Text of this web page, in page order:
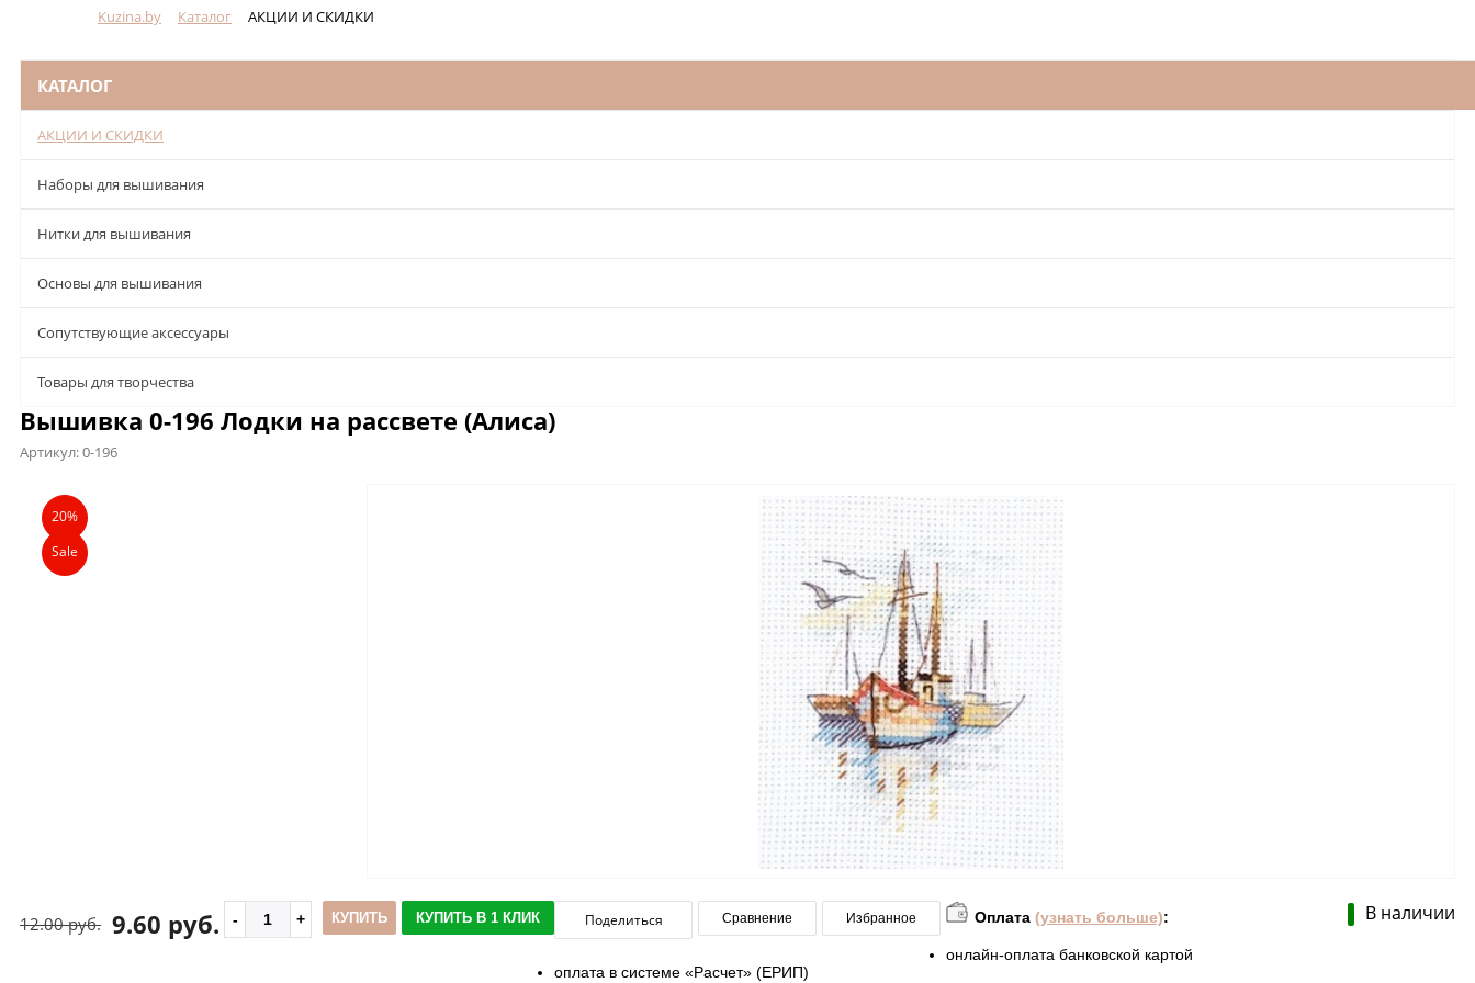
Kuzina.by Каталог АКЦИИ И СКИДКИ
КАТАЛОГ
АКЦИИ И СКИДКИ
Наборы для вышивания
Нитки для вышивания
Основы для вышивания
Сопутствующие аксессуары
Товары для творчества
Вышивка 0-196 Лодки на рассвете (Алиса)
Артикул:0-196
Описание
20%
Sale
В наличии
9.60 руб.
12.00 руб. КУПИТЬ КУПИТЬ В 1 КЛИК Поделиться Сравнение Избранное Оплата (узнать больше):
онлайн-оплата банковской картой
оплата в системе «Расчет» (ЕРИП)